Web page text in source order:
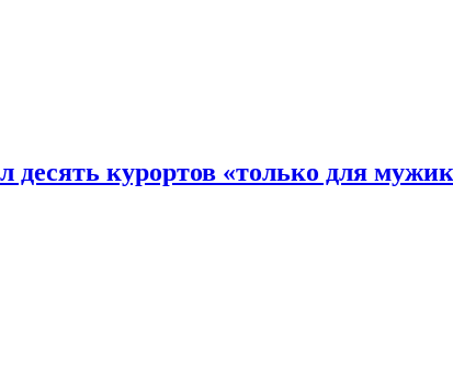
курортов «только для